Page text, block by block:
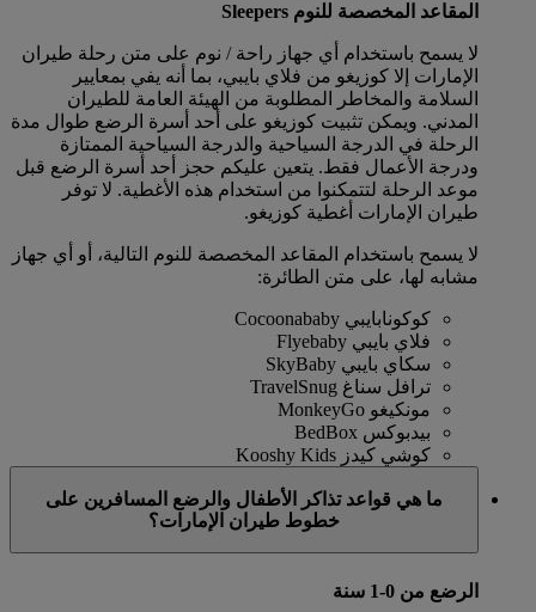
المقاعد المخصصة للنوم Sleepers
لا يسمح باستخدام أي جهاز راحة / نوم على متن رحلة طيران
الإمارات إلا كوزيغو من فلاي بايبي، بما أنه يفي بمعايير
السلامة والمخاطر المطلوبة من الهيئة العامة للطيران
المدني. ويمكن تثبيت كوزيغو على أحد أسرة الرضع طوال مدة
الرحلة في الدرجة السياحية والدرجة السياحية الممتازة
ودرجة الأعمال فقط. يتعين عليكم حجز أحد أسرة الرضع قبل
موعد الرحلة لتتمكنوا من استخدام هذه الأغطية. لا توفر
طيران الإمارات أغطية كوزيغو.
لا يسمح باستخدام المقاعد المخصصة للنوم التالية، أو أي جهاز
مشابه لها، على متن الطائرة:
كوكونابايبي Cocoonababy
فلاي بايبي Flyebaby
سكاي بايبي SkyBaby
ترافل سناغ TravelSnug
مونكيغو MonkeyGo
بيدبوكس BedBox
كوشي كيدز Kooshy Kids
ما هي قواعد تذاكر الأطفال والرضع المسافرين على
خطوط طيران الإمارات؟
الرضع من 0-1 سنة